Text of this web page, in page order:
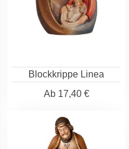
Blockkrippe Linea
Ab17,40 €